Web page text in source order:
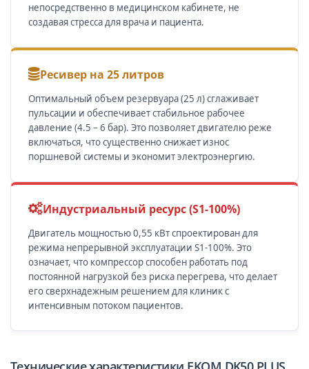
непосредственно в медицинском кабинете, не
создавая стресса для врача и пациента.
Ресивер на 25 литров
Оптимальный объем резервуара (25 л) сглаживает
пульсации и обеспечивает стабильное рабочее
давление (4.5 – 6 бар). Это позволяет двигателю реже
включаться, что существенно снижает износ
поршневой системы и экономит электроэнергию.
Индустриальный ресурс (S1-100%)
Двигатель мощностью 0,55 кВт спроектирован для
режима непрерывной эксплуатации S1-100%. Это
означает, что компрессор способен работать под
постоянной нагрузкой без риска перегрева, что делает
его сверхнадежным решением для клиник с
интенсивным потоком пациентов.